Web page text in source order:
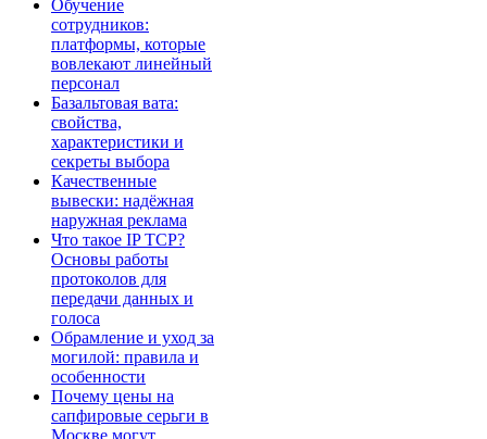
Обучение
сотрудников:
платформы, которые
вовлекают линейный
персонал
Базальтовая вата:
свойства,
характеристики и
секреты выбора
Качественные
вывески: надёжная
наружная реклама
Что такое IP TCP?
Основы работы
протоколов для
передачи данных и
голоса
Обрамление и уход за
могилой: правила и
особенности
Почему цены на
сапфировые серьги в